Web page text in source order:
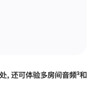
，还可体验多‍房‍间音频脚
³和